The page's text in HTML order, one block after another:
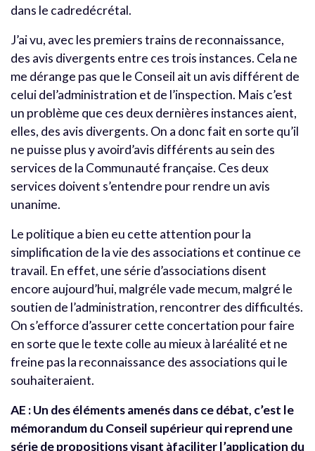
dans le cadredécrétal.
J’ai vu, avec les premiers trains de reconnaissance,
des avis divergents entre ces trois instances. Cela ne
me dérange pas que le Conseil ait un avis différent de
celui del’administration et de l’inspection. Mais c’est
un problème que ces deux dernières instances aient,
elles, des avis divergents. On a donc fait en sorte qu’il
ne puisse plus y avoird’avis différents au sein des
services de la Communauté française. Ces deux
services doivent s’entendre pour rendre un avis
unanime.
Le politique a bien eu cette attention pour la
simplification de la vie des associations et continue ce
travail. En effet, une série d’associations disent
encore aujourd’hui, malgréle vade mecum, malgré le
soutien de l’administration, rencontrer des difficultés.
On s’efforce d’assurer cette concertation pour faire
en sorte que le texte colle au mieux à laréalité et ne
freine pas la reconnaissance des associations qui le
souhaiteraient.
AE : Un des éléments amenés dans ce débat, c’est le
mémorandum du Conseil supérieur qui reprend une
série de propositions visant àfaciliter l’application du